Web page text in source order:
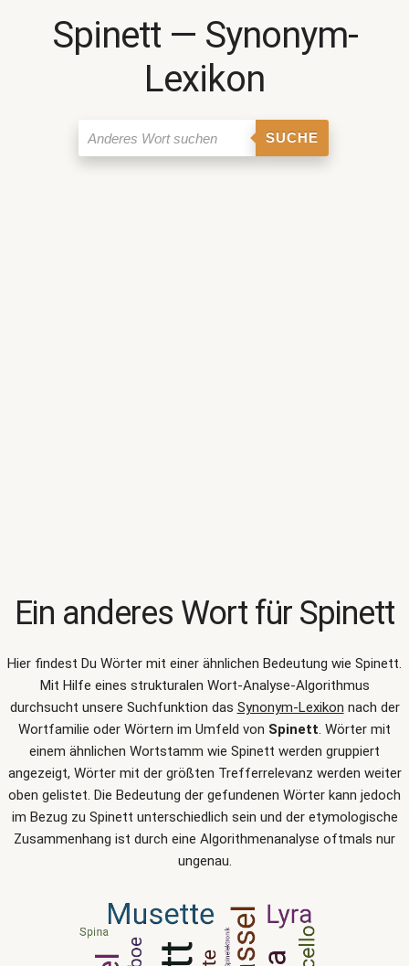
Spinett ― Synonym-
Lexikon
SUCHE
Ein anderes Wort für Spinett
Hier findest Du Wörter mit einer ähnlichen Bedeutung wie Spinett.
Mit Hilfe eines strukturalen Wort-Analyse-Algorithmus
durchsucht unsere Suchfunktion das Synonym-Lexikon nach der
Wortfamilie oder Wörtern im Umfeld von Spinett. Wörter mit
einem ähnlichen Wortstamm wie Spinett werden gruppiert
angezeigt, Wörter mit der größten Trefferrelevanz werden weiter
oben gelistet. Die Bedeutung der gefundenen Wörter kann jedoch
im Bezug zu Spinett unterschiedlich sein und der etymologische
Zusammenhang ist durch eine Algorithmenanalyse oftmals nur
ungenau.